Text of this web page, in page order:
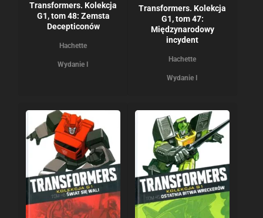
Transformers. Kolekcja
G1, tom 48: Zemsta
Decepticonów
Hachette
Wydanie I
Transformers. Kolekcja
G1, tom 47:
Międzynarodowy
incydent
Hachette
Wydanie I